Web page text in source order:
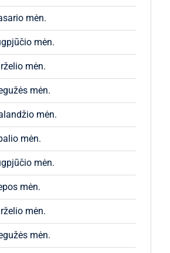
mėn.
mėn.
mėn.
mėn.
mėn.
mėn.
mėn.
mėn.
mėn.
mėn.